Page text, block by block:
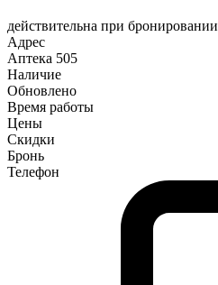
действительна при бронировании
Адрес
Аптека 505
Наличие
Обновлено
Время работы
Цены
Скидки
Бронь
Телефон